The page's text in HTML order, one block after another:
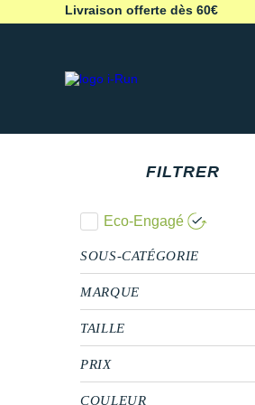
Livraison offerte dès 60€
FILTRER
Eco-Engagé
SOUS-CATÉGORIE
MARQUE
TAILLE
PRIX
COULEUR